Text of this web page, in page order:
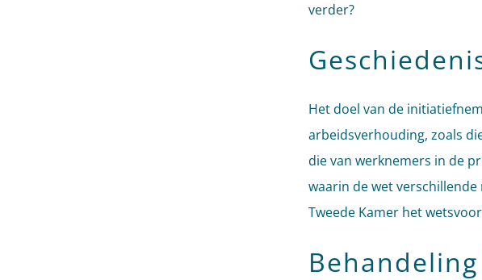
verder?
Het doel van de
arbeidsverhouding, zoals
die van werknemers in de
waarin de wet
Tweede Kamer het